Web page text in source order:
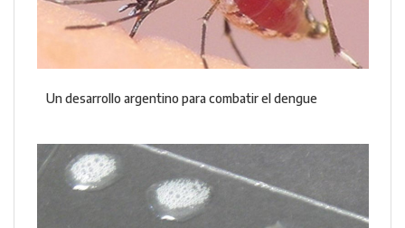
Un desarrollo argentino para combatir el dengue